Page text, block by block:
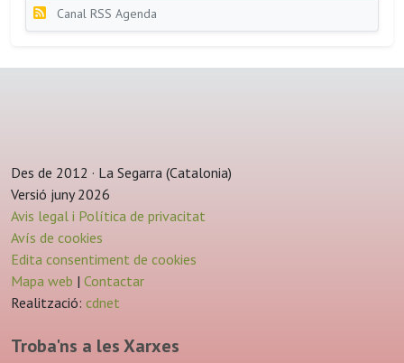
Canal RSS Agenda
Des de 2012 · La Segarra (Catalonia)
Versió juny 2026
Avis legal i Política de privacitat
Avís de cookies
Edita consentiment de cookies
Mapa web | Contactar
Realització: cdnet
Troba'ns a les Xarxes